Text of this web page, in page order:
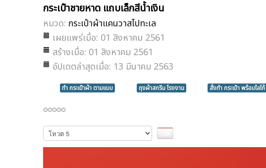
กระเป๋าชายหาด แถบเล็กสีน้ำเงิน
หมวด: กระเป๋าผ้าแคนวาสไปทะเล
เผยแพร่เมื่อ: 01 สิงหาคม 2561
สร้างเมื่อ: 01 สิงหาคม 2561
อัปเดตล่าสุดเมื่อ: 13 มีนาคม 2563
ทำ กระเป๋าผ้า ตามแบบ ถุงผ้าสกรีน โรงงาน สั่งทำ กระเป๋า พร้อมโลโก้
กรุณา
ให้
คะแนน